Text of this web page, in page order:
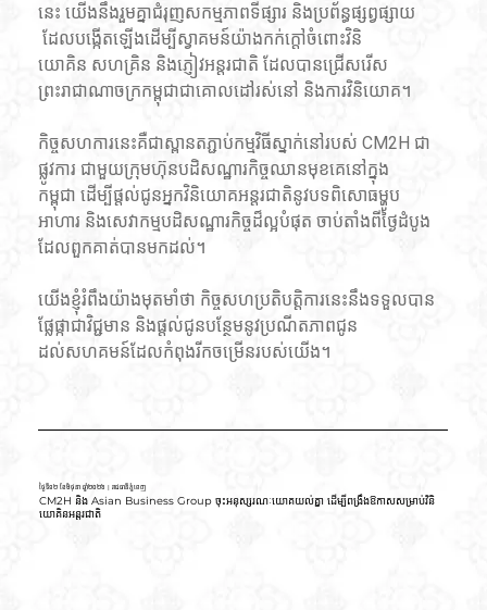
នេះ យើងនឹងរួមគ្នាជំរុញសកម្មភាពទីផ្សារ និងប្រព័ន្ធផ្សព្វផ្សាយ​
ដែលបង្កើតឡើងដើម្បីស្វាគមន៍យ៉ាងកក់ក្តៅចំពោះវិនិ
យោគិន សហគ្រិន និងភ្ញៀវអន្តរជាតិ ដែលបានជ្រើសរើស
ព្រះរាជាណាចក្រកម្ពុជាជាគោលដៅរស់នៅ និងការវិនិយោគ។
កិច្ចសហការនេះគឺជាស្ពានតភ្ជាប់កម្មវិធីស្នាក់នៅរបស់ CM2H ជា
ផ្លូវការ ជាមួយក្រុមហ៊ុនបដិសណ្ឋារកិច្ចឈានមុខគេនៅក្នុង
កម្ពុជា ដើម្បីផ្តល់ជូនអ្នកវិនិយោគអន្តរជាតិនូវបទពិសោធម្ហូប
អាហារ និងសេវាកម្មបដិសណ្ឋារកិច្ចដ៏ល្អបំផុត ចាប់តាំងពីថ្ងៃដំបូង
ដែលពួកគាត់បានមកដល់។
យើងខ្ញុំរំពឹងយ៉ាងមុតមាំថា កិច្ចសហប្រតិបត្តិការនេះនឹងទទួលបាន
ផ្លែផ្កាជាវិជ្ជមាន និងផ្តល់ជូនបន្ថែមនូវប្រណីតភាពជូន
ដល់សហគមន៍ដែលកំពុងរីកចម្រើនរបស់យើង។
ថ្ងៃទី១២ ខែមិថុនា ឆ្នាំ២០២៦ | រាជធានីភ្នំពេញ
CM2H និង Asian Business Group ចុះអនុស្សរណៈយោគយល់គ្នា ដើម្បីពង្រឹងឱកាសសម្រាប់វិនិ
យោគិនអន្តរជាតិ